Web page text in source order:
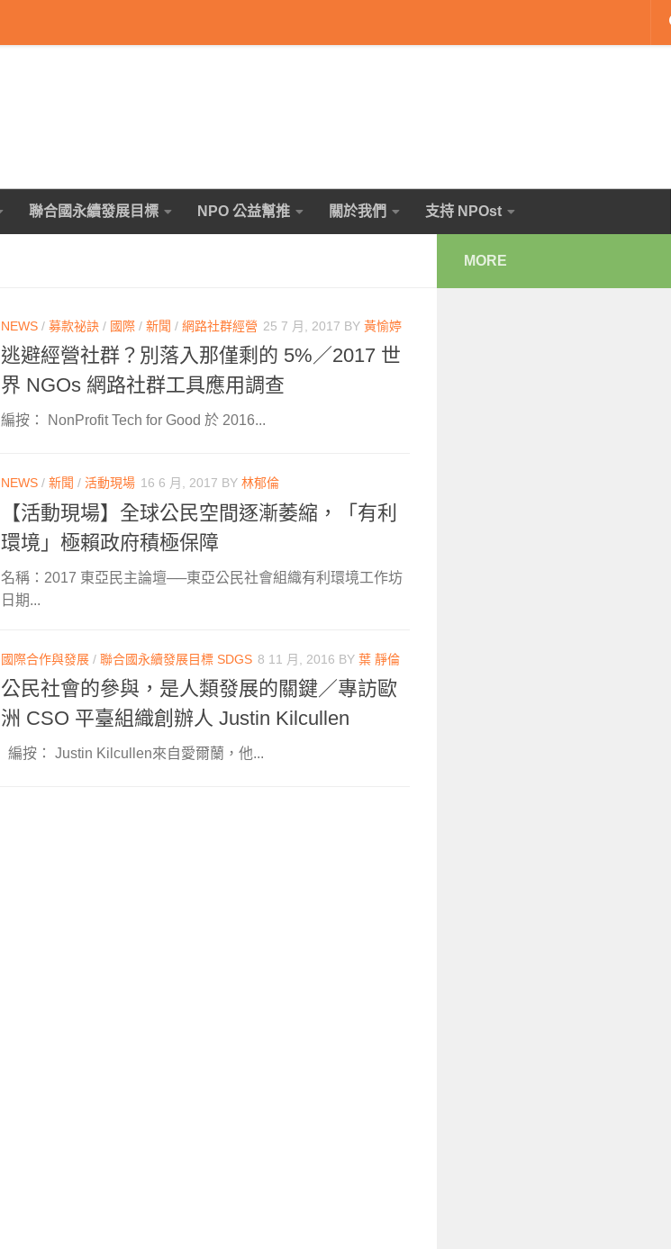
聯合國永續發展目標 NPO 公益幫推 關於我們 支持 NPOst
NEWS / 募款祕訣 / 國際 / 新聞 / 網路社群經營 25 7 月, 2017 BY 黃愉婷
逃避經營社群？別落入那僅剩的 5%／2017 世
界 NGOs 網路社群工具應用調查
編按： NonProfit Tech for Good 於 2016...
NEWS / 新聞 / 活動現場 16 6 月, 2017 BY 林郁倫
【活動現場】全球公民空間逐漸萎縮，「有利
環境」極賴政府積極保障
名稱：2017 東亞民主論壇──東亞公民社會組織有利環境工作坊
日期...
國際合作與發展 / 聯合國永續發展目標 SDGS 8 11 月, 2016 BY 葉 靜倫
公民社會的參與，是人類發展的關鍵／專訪歐
洲 CSO 平臺組織創辦人 Justin Kilcullen
編按： Justin Kilcullen來自愛爾蘭，他...
MORE